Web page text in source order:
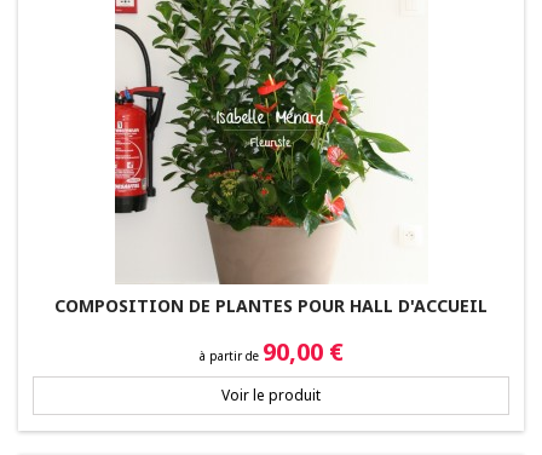
COMPOSITION DE PLANTES POUR HALL D'ACCUEIL
Prix
à partir de 90,00 €
Voir le produit